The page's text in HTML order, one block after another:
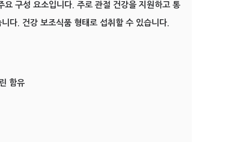
구성 요소입니다. 주로 관절 건강을 지원하고 통
다. 건강 보조식품 형태로 섭취할 수 있습니다.
함유